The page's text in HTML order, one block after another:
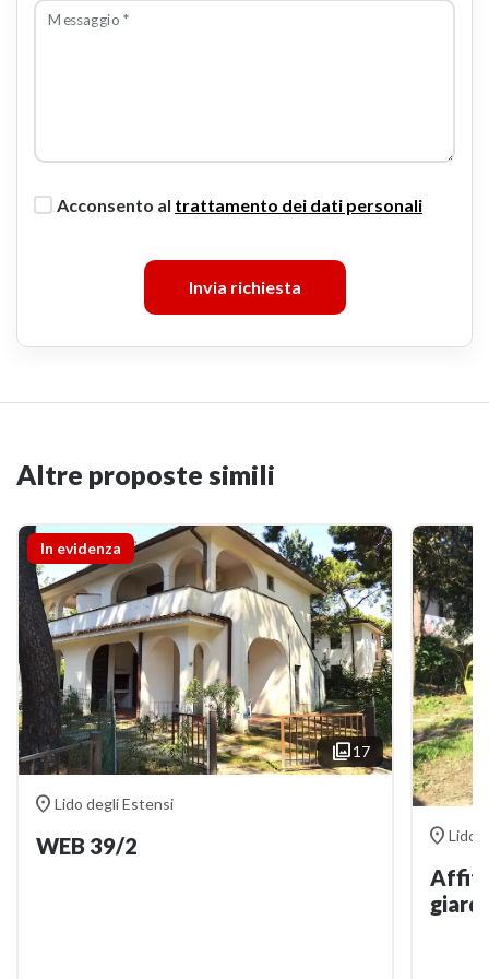
Messaggio *
Acconsento al trattamento dei dati personali
Invia richiesta
Altre proposte simili
In evidenza
17
 Lido degli Estensi
WEB 39/2  Lido